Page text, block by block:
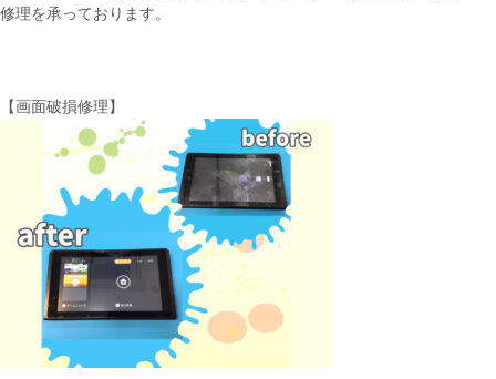
修理を承っております。
【画面破損修理】